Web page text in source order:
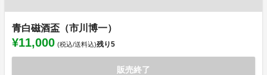
青白磁酒盃（市川博一）
¥11,000 (税込/送料込)残り5
販売終了